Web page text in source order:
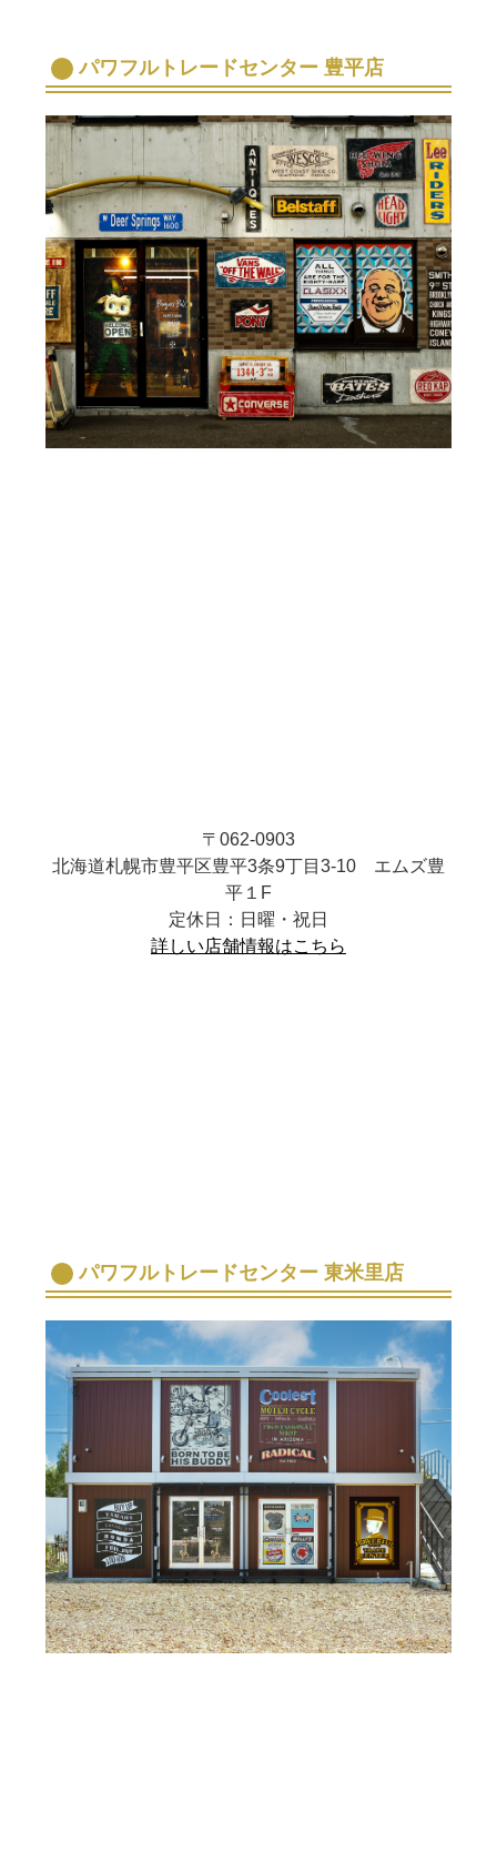
パワフルトレードセンター 豊平店
〒062-0903
北海道札幌市豊平区豊平3条9丁目3-10 エムズ豊
平１F
定休日：日曜・祝日
詳しい店舗情報はこちら
パワフルトレードセンター 東米里店